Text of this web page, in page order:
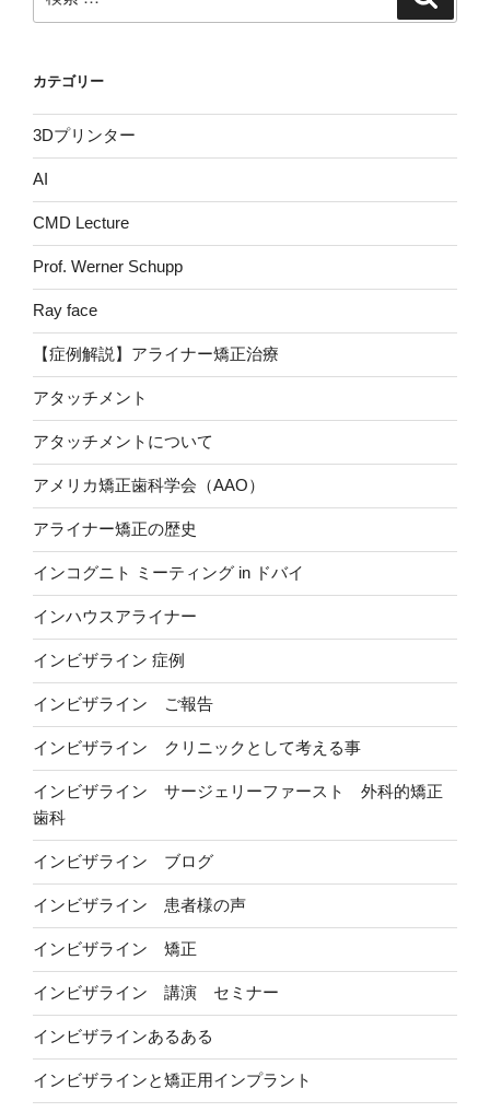
索:
カテゴリー
3Dプリンター
AI
CMD Lecture
Prof. Werner Schupp
Ray face
【症例解説】アライナー矯正治療
アタッチメント
アタッチメントについて
アメリカ矯正歯科学会（AAO）
アライナー矯正の歴史
インコグニト ミーティング in ドバイ
インハウスアライナー
インビザライン 症例
インビザライン ご報告
インビザライン クリニックとして考える事
インビザライン サージェリーファースト 外科的矯正
歯科
インビザライン ブログ
インビザライン 患者様の声
インビザライン 矯正
インビザライン 講演 セミナー
インビザラインあるある
インビザラインと矯正用インプラント